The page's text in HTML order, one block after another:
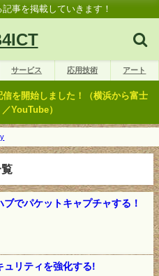
事を掲載していきます！
サービス 応用技術 アート
を開始しました！（横浜から富士
YouTube）
ブでパケットキャプチャする！
ュリティを強化する!